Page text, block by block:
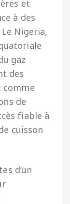
et
à des
Nigeria,
gaz
des
de
fiable à
cuisson
d’un